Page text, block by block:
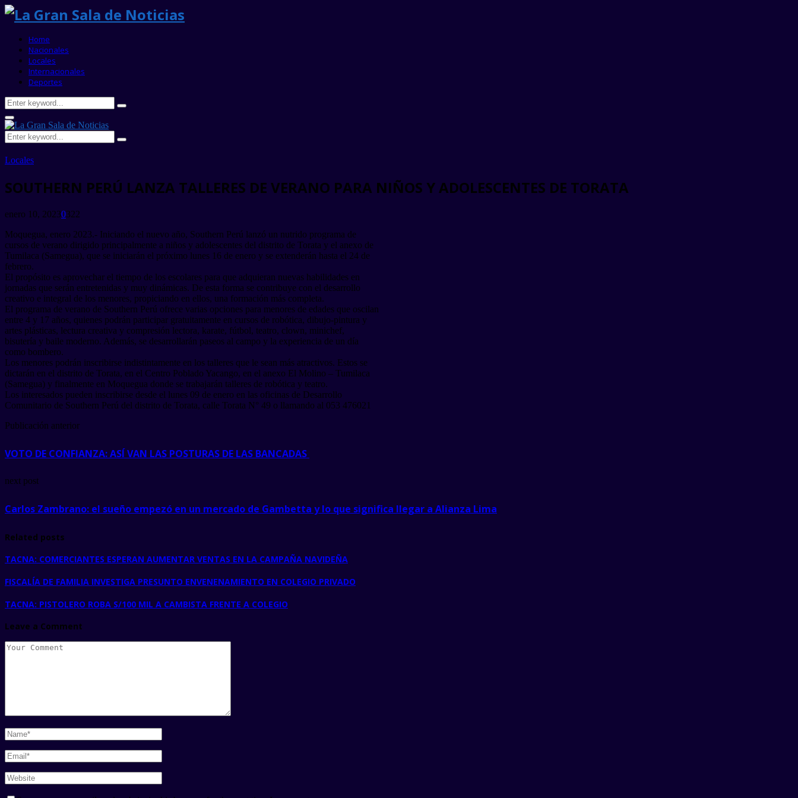
Home
Nacionales
Locales
Internacionales
Deportes
Search
for:
Search
Primary
Menu
Search
for:
Search
Locales
SOUTHERN PERÚ LANZA TALLERES DE VERANO PARA NIÑOS Y ADOLESCENTES DE TORATA
enero 10, 20230322
Moquegua, enero 2023.- Iniciando el nuevo año, Southern Perú lanzó un nutrido programa de
cursos de verano dirigido principalmente a niños y adolescentes del distrito de Torata y el anexo de
Tumilaca (Samegua), que se iniciarán el próximo lunes 16 de enero y se extenderán hasta el 24 de
febrero.
El propósito es aprovechar el tiempo de los escolares para que adquieran nuevas habilidades en
jornadas que serán entretenidas y muy dinámicas. De esta forma se contribuye con el desarrollo
creativo e integral de los menores, propiciando en ellos, una formación más completa.
El programa de verano de Southern Perú ofrece varias opciones para menores de edades que oscilan
entre 4 y 17 años, quienes podrán participar gratuitamente en cursos de robótica, dibujo-pintura y
artes plásticas, lectura creativa y compresión lectora, karate, fútbol, teatro, clown, minichef,
bisutería y baile moderno. Además, se desarrollarán paseos al campo y la experiencia de un día
como bombero.
Los menores podrán inscribirse indistintamente en los talleres que le sean más atractivos. Estos se
dictarán en el distrito de Torata, en el Centro Poblado Yacango, en el anexo El Molino – Tumilaca
(Samegua) y finalmente en Moquegua donde se trabajarán talleres de robótica y teatro.
Los interesados pueden inscribirse desde el lunes 09 de enero en las oficinas de Desarrollo
Comunitario de Southern Perú del distrito de Torata, calle Torata N° 49 o llamando al 053 476021
Publicación anterior
VOTO DE CONFIANZA: ASÍ VAN LAS POSTURAS DE LAS BANCADAS
next post
Carlos Zambrano: el sueño empezó en un mercado de Gambetta y lo que significa llegar a Alianza Lima
Related posts
TACNA: COMERCIANTES ESPERAN AUMENTAR VENTAS EN LA CAMPAÑA NAVIDEÑA
FISCALÍA DE FAMILIA INVESTIGA PRESUNTO ENVENENAMIENTO EN COLEGIO PRIVADO
TACNA: PISTOLERO ROBA S/100 MIL A CAMBISTA FRENTE A COLEGIO
Leave a Comment